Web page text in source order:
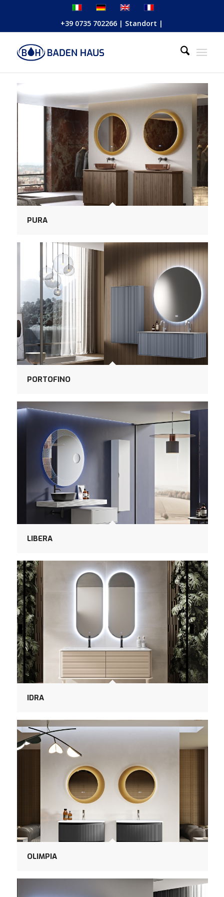
+39 0735 702266 | Standort |
PURA
PORTOFINO
LIBERA
IDRA
OLIMPIA